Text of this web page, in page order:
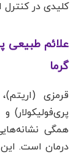
کلیدی در کنترل
علائم طبیعی
گرما
قرمزی
همگی